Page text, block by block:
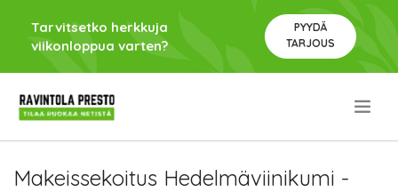
Tarvitsetko herkkuja
viikonloppua varten?
PYYDÄ
TARJOUS
Makeissekoitus Hedelmäviinikumi -